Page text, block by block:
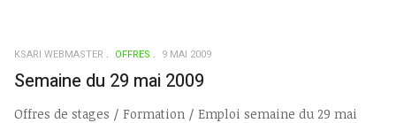
KSARI WEBMASTER OFFRES 9 MAI 2009
Semaine du 29 mai 2009
Offres de stages / Formation / Emploi semaine du 29 mai